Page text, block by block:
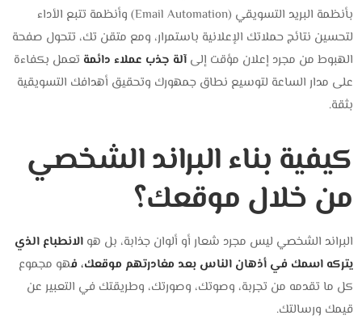
بأنظمة البريد التسويقي (Email Automation) وأنظمة تتبع الأداء
لتحسين نتائج حملاتك الإعلانية باستمرار، ومع متقن تك، تتحول صفحة
الهبوط من مجرد إعلان مؤقت إلىآلة جذب عملاء دائمة تعمل بكفاءة
على مدار الساعة لتوسيع نطاق جمهورك وتحقيق أهدافك التسويقية
بثقة.
كيفية بناء البراند الشخصي
من خلال موقعك؟
البراند الشخصي ليس مجرد شعار أو ألوان جذابة، بل هوالانطباع الذي
يتركه اسمك في أذهان الناس بعد مغادرتهم موقعك، فهو مجموع
كل ما تقدمه من تجربة، وصوتك، وصورتك، وطريقتك في التعبير عن
قيمك ورسالتك.